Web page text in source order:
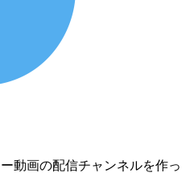
動画の配信チャンネルを作っ